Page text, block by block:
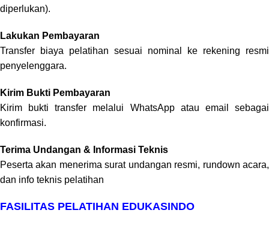
diperlukan).
Lakukan Pembayaran
Transfer biaya pelatihan sesuai nominal ke rekening resmi
penyelenggara.
Kirim Bukti Pembayaran
Kirim bukti transfer melalui WhatsApp atau email sebagai
konfirmasi.
Terima Undangan & Informasi Teknis
Peserta akan menerima surat undangan resmi, rundown acara,
dan info teknis pelatihan
FASILITAS PELATIHAN EDUKASINDO